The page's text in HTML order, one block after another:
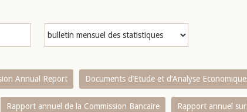
Annual Report Documents d’Etude et d’Analyse
Rapport annuel de la Commission Bancaire Rapport annuel